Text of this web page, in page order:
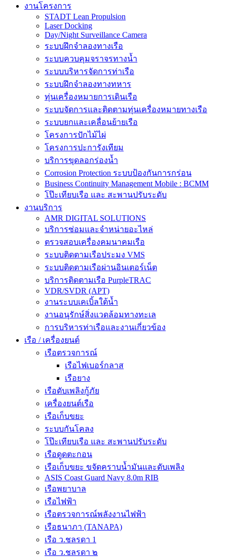
งานโครงการ
STADT Lean Propulsion
Laser Docking
Day/Night Surveillance Camera
ระบบฝึกจำลองทางเรือ
ระบบควบคุมจราจรทางน้ำ
ระบบบริหารจัดการท่าเรือ
ระบบฝึกจำลองทางทหาร
ทุ่นเครื่องหมายการเดินเรือ
ระบบจัดการและติดตามทุ่นเครื่องหมายทางเรือ
ระบบยกและเคลื่อนย้ายเรือ
โครงการปักไม้ไผ่
โครงการปะการังเทียม
บริการขุดลอกร่องน้ำ
Corrosion Protection ระบบป้องกันการกร่อน
Business Continuity Management Mobile : BCMM
โป๊ะเทียบเรือ และ สะพานปรับระดับ
งานบริการ
AMR DIGITAL SOLUTIONS
บริการซ่อมและจำหน่ายอะไหล่
ตรวจสอบเครื่องคมนาคมเรือ
ระบบติดตามเรือประมง VMS
ระบบติดตามเรือผ่านอินเตอร์เน็ต
บริการติดตามเรือ PurpleTRAC
VDR/SVDR (APT)
งานระบบเคเบิ้ลใต้น้ำ
งานอนุรักษ์สิ่งแวดล้อมทางทะเล
การบริหารท่าเรือและงานเกี่ยวข้อง
เรือ / เครื่องยนต์
เรือตรวจการณ์
เรือไฟเบอร์กลาส
เรือยาง
เรือดับเพลิงกู้ภัย
เครื่องยนต์เรือ
เรือเก็บขยะ
ระบบกันโคลง
โป๊ะเทียบเรือ และ สะพานปรับระดับ
เรือดูดตะกอน
เรือเก็บขยะ ขจัดคราบน้ำมันและดับเพลิง
ASIS Coast Guard Navy 8.0m RIB
เรือพยาบาล
เรือไฟฟ้า
เรือตรวจการณ์พลังงานไฟฟ้า
เรือธนาภา (TANAPA)
เรือ ว.ชลรดา 1
เรือ ว.ชลรดา ๒